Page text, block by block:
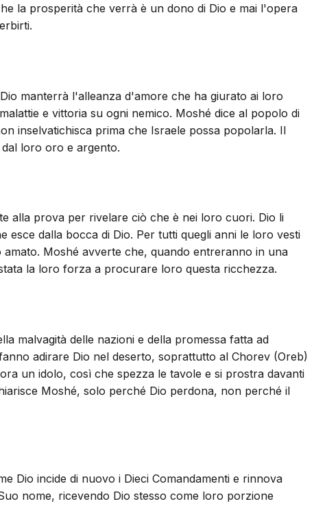
la prosperità che verrà è un dono di Dio e mai l'opera
manterrà l'alleanza d'amore che ha giurato ai loro
e vittoria su ogni nemico. Moshé dice al popolo di
inselvatichisca prima che Israele possa popolarla. Il
loro oro e argento.
alla prova per rivelare ciò che è nei loro cuori. Dio li
dalla bocca di Dio. Per tutti quegli anni le loro vesti
Moshé avverte che, quando entreranno in una
la loro forza a procurare loro questa ricchezza.
malvagità delle nazioni e della promessa fatta ad
adirare Dio nel deserto, soprattutto al Chorev (Oreb)
un idolo, così che spezza le tavole e si prostra davanti
Moshé, solo perché Dio perdona, non perché il
Dio incide di nuovo i Dieci Comandamenti e rinnova
nome, ricevendo Dio stesso come loro porzione